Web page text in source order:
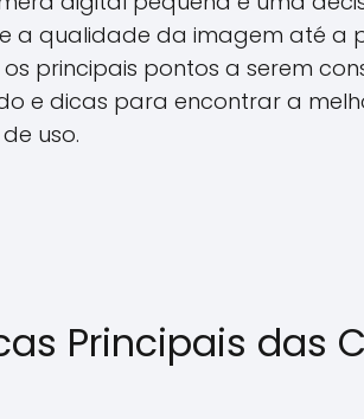
a qualidade da imagem até a
principais pontos a serem
e dicas para encontrar a
uso.
Principais das